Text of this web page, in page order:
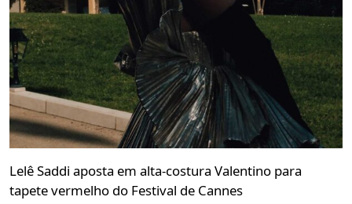
Lelê Saddi aposta em alta-costura Valentino para
tapete vermelho do Festival de Cannes